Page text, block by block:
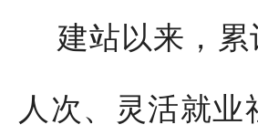
建站以来，
人次、灵活就业